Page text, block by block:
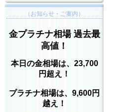
（お知らせ・ご案内）
金プラチナ相場 過去最
高値！
本日の金相場は、23,700
円超え！
プラチナ相場は、9,600円
越え！